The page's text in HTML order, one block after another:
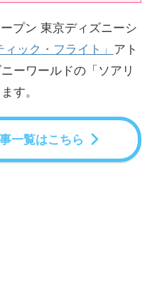
プン 東京ディズニーシ
ック・フライト」 アト
ーワールドの「ソアリ
す。
一覧はこちら